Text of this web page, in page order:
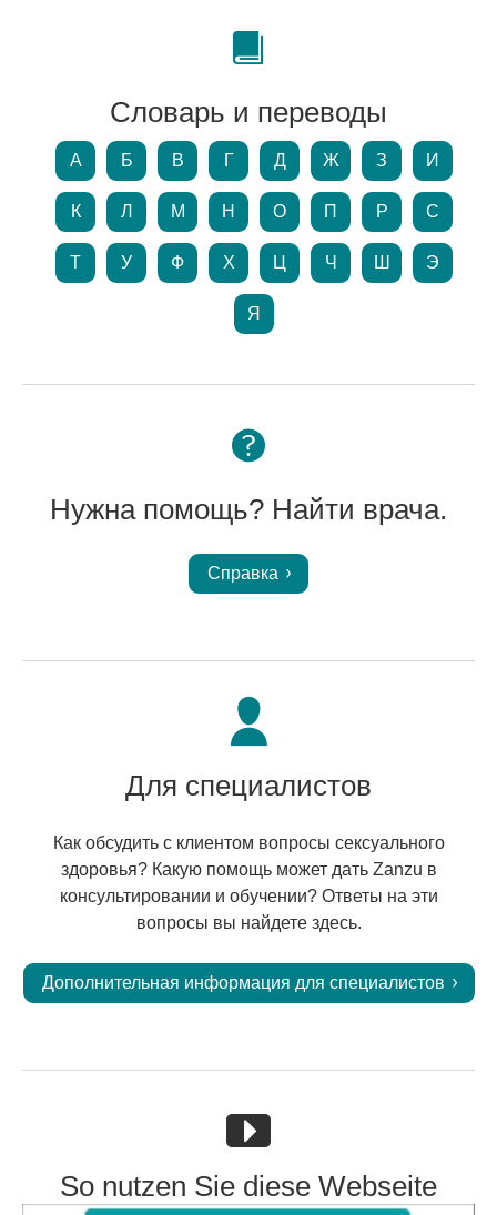
Словарь и переводы
А Б В Г Д Ж З И
К Л М Н О П Р С
Т У Ф Х Ц Ч Ш Э
Я
Нужна помощь? Найти врача.
Справка
Для специалистов
Как обсудить с клиентом вопросы сексуального
здоровья? Какую помощь может дать Zanzu в
консультировании и обучении? Ответы на эти
вопросы вы найдете здесь.
Дополнительная информация для специалистов
So nutzen Sie diese Webseite